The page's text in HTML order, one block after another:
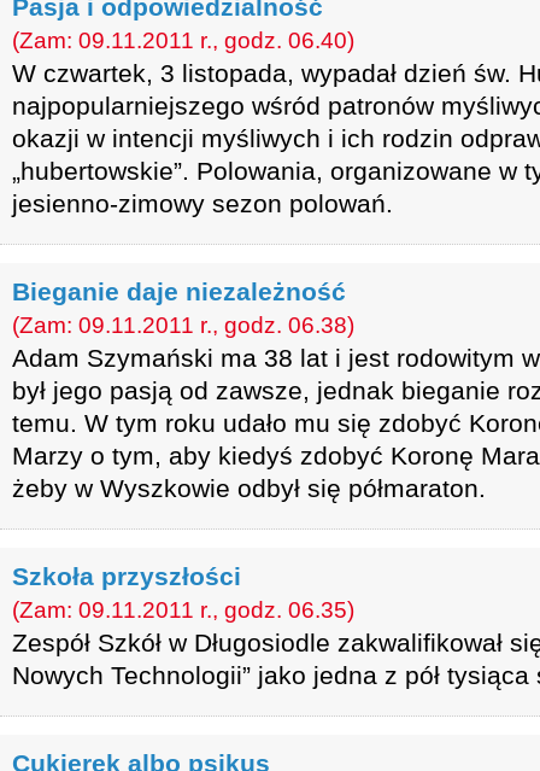
Pasja i odpowiedzialność
(Zam: 09.11.2011 r., godz. 06.40)
W czwartek, 3 listopada, wypadał dzień św.
najpopularniejszego wśród patronów
okazji w intencji myśliwych i ich rodzin
„hubertowskie”. Polowania, organizowane w
jesienno-zimowy sezon polowań.
Bieganie daje niezależność
(Zam: 09.11.2011 r., godz. 06.38)
Adam Szymański ma 38 lat i jest rodowitym
był jego pasją od zawsze, jednak bieganie
temu. W tym roku udało mu się zdobyć
Marzy o tym, aby kiedyś zdobyć Koronę
żeby w Wyszkowie odbył się półmaraton.
Szkoła przyszłości
(Zam: 09.11.2011 r., godz. 06.35)
Zespół Szkół w Długosiodle zakwalifikował
Nowych Technologii” jako jedna z pół tysiąca
Cukierek albo psikus